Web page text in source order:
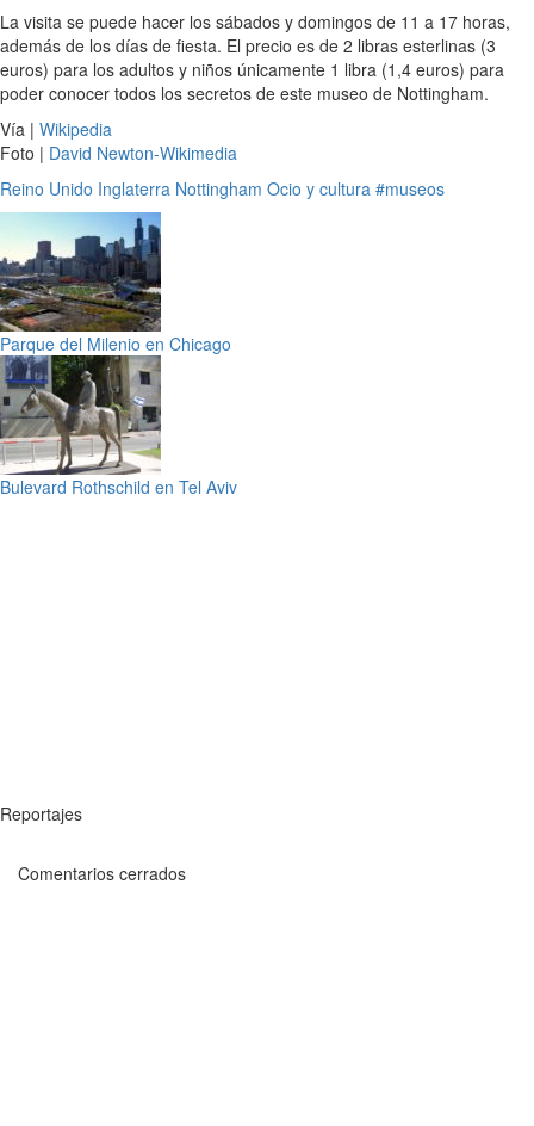
La visita se puede hacer los sábados y domingos de 11 a 17 horas,
además de los días de fiesta. El precio es de 2 libras esterlinas (3
euros) para los adultos y niños únicamente 1 libra (1,4 euros) para
poder conocer todos los secretos de este museo de Nottingham.
Vía | Wikipedia
Foto | David Newton-Wikimedia
Reino Unido Inglaterra Nottingham Ocio y cultura #museos
Parque del Milenio en Chicago
Bulevard Rothschild en Tel Aviv
Reportajes
Comentarios cerrados